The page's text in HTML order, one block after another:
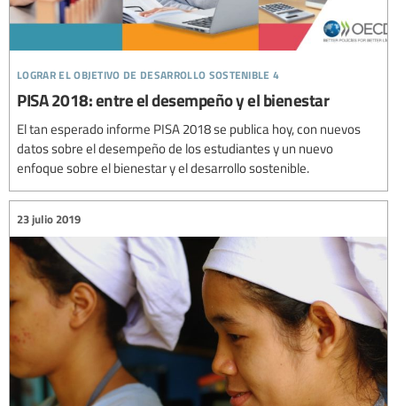
lograr el objetivo de desarrollo sostenible 4
PISA 2018: entre el desempeño y el bienestar
El tan esperado informe PISA 2018 se publica hoy, con nuevos
datos sobre el desempeño de los estudiantes y un nuevo
enfoque sobre el bienestar y el desarrollo sostenible.
23 julio 2019